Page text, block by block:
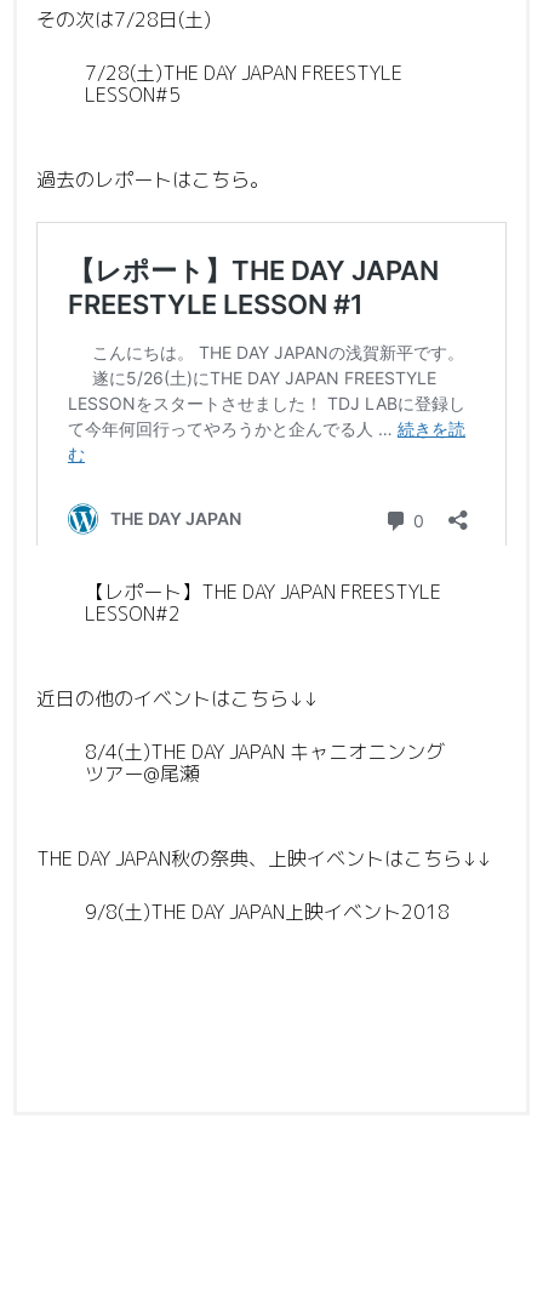
その次は7/28日(土)
7/28(土)THE DAY JAPAN FREESTYLE
LESSON#5
過去のレポートはこちら。
【レポート】THE DAY JAPAN FREESTYLE
LESSON#2
近日の他のイベントはこちら↓↓
8/4(土)THE DAY JAPAN キャニオニンング
ツアー@尾瀬
THE DAY JAPAN秋の祭典、上映イベントはこちら↓↓
9/8(土)THE DAY JAPAN上映イベント2018